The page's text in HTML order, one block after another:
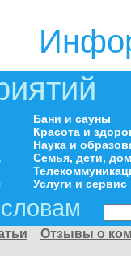
Бани и сауны
Красота и
Наука и
Семья, дети,
Услуги и сервис
Отзывы о